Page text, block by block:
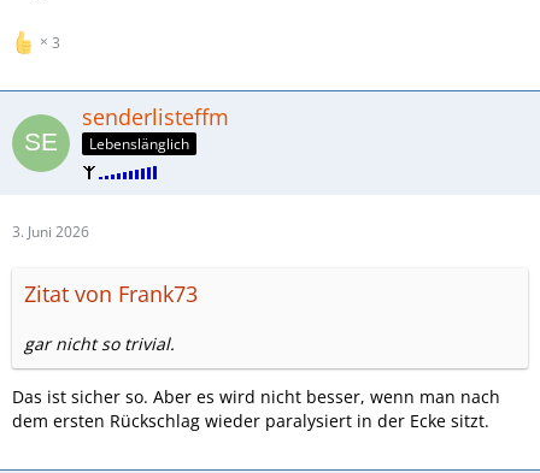
3
senderlisteffm
Lebenslänglich
3. Juni 2026
Zitat von Frank73
gar nicht so trivial.
Das ist sicher so. Aber es wird nicht besser, wenn man nach
dem ersten Rückschlag wieder paralysiert in der Ecke sitzt.